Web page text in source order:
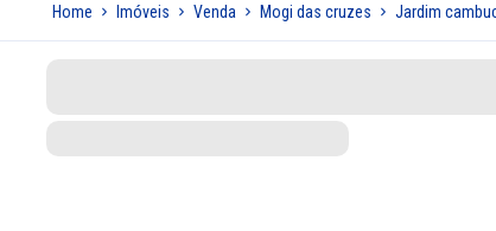
Home Imóveis Venda Mogi das cruzes Jardim